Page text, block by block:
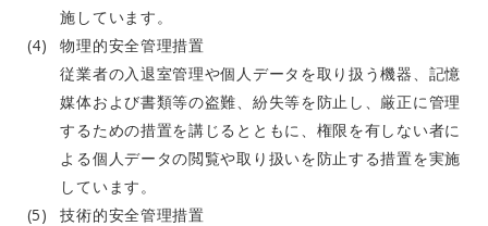
施しています。
物理的安全管理措置
従業者の入退室管理や個人データを取り扱う機器、記憶
媒体および書類等の盗難、紛失等を防止し、厳正に管理
するための措置を講じるとともに、権限を有しない者に
よる個人データの閲覧や取り扱いを防止する措置を実施
しています。
技術的安全管理措置